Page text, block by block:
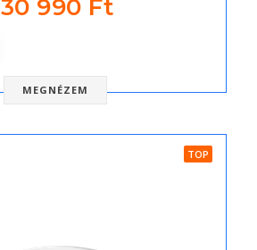
30 990 Ft
MEGNÉZEM
TOP